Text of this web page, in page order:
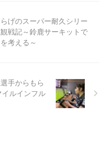
げのスーパー耐久シリー
戦記～鈴鹿サーキットで
考える～
手からもら
ルインフル